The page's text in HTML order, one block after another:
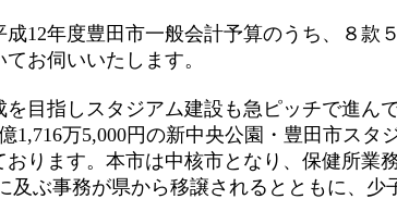
12年度豊田市一般会計予算のうち、８款
お伺いいたします。
目指しスタジアム建設も急ピッチで進ん
1,716万5,000円の新中央公園・豊田市スタ
ります。本市は中核市となり、保健所業
及ぶ事務が県から移譲されるとともに、少